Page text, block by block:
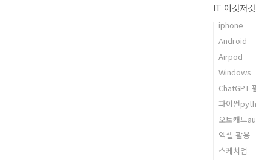
IT 이것저것
iphone
Android
Airpod
Windows
ChatGPT
파이썬
오토캐드
엑셀 활용
스케치업